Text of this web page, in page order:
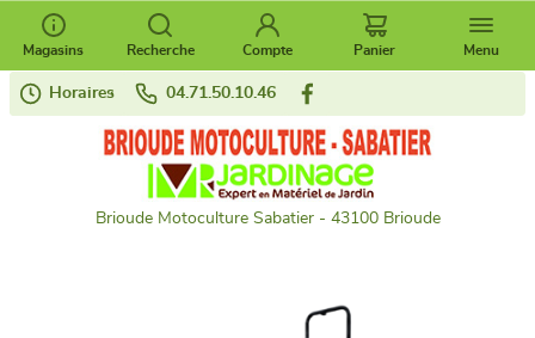
Horaires 04.71.50.10.46
Brioude Motoculture Sabatier - 43100 Brioude
Magasins Recherche Compte Panier Menu